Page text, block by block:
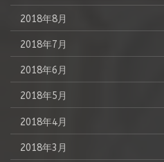
2018年8月
2018年7月
2018年6月
2018年5月
2018年4月
2018年3月